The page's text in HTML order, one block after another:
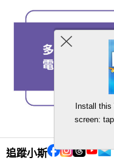
追蹤小斯立即申請：
Install
screen: tap